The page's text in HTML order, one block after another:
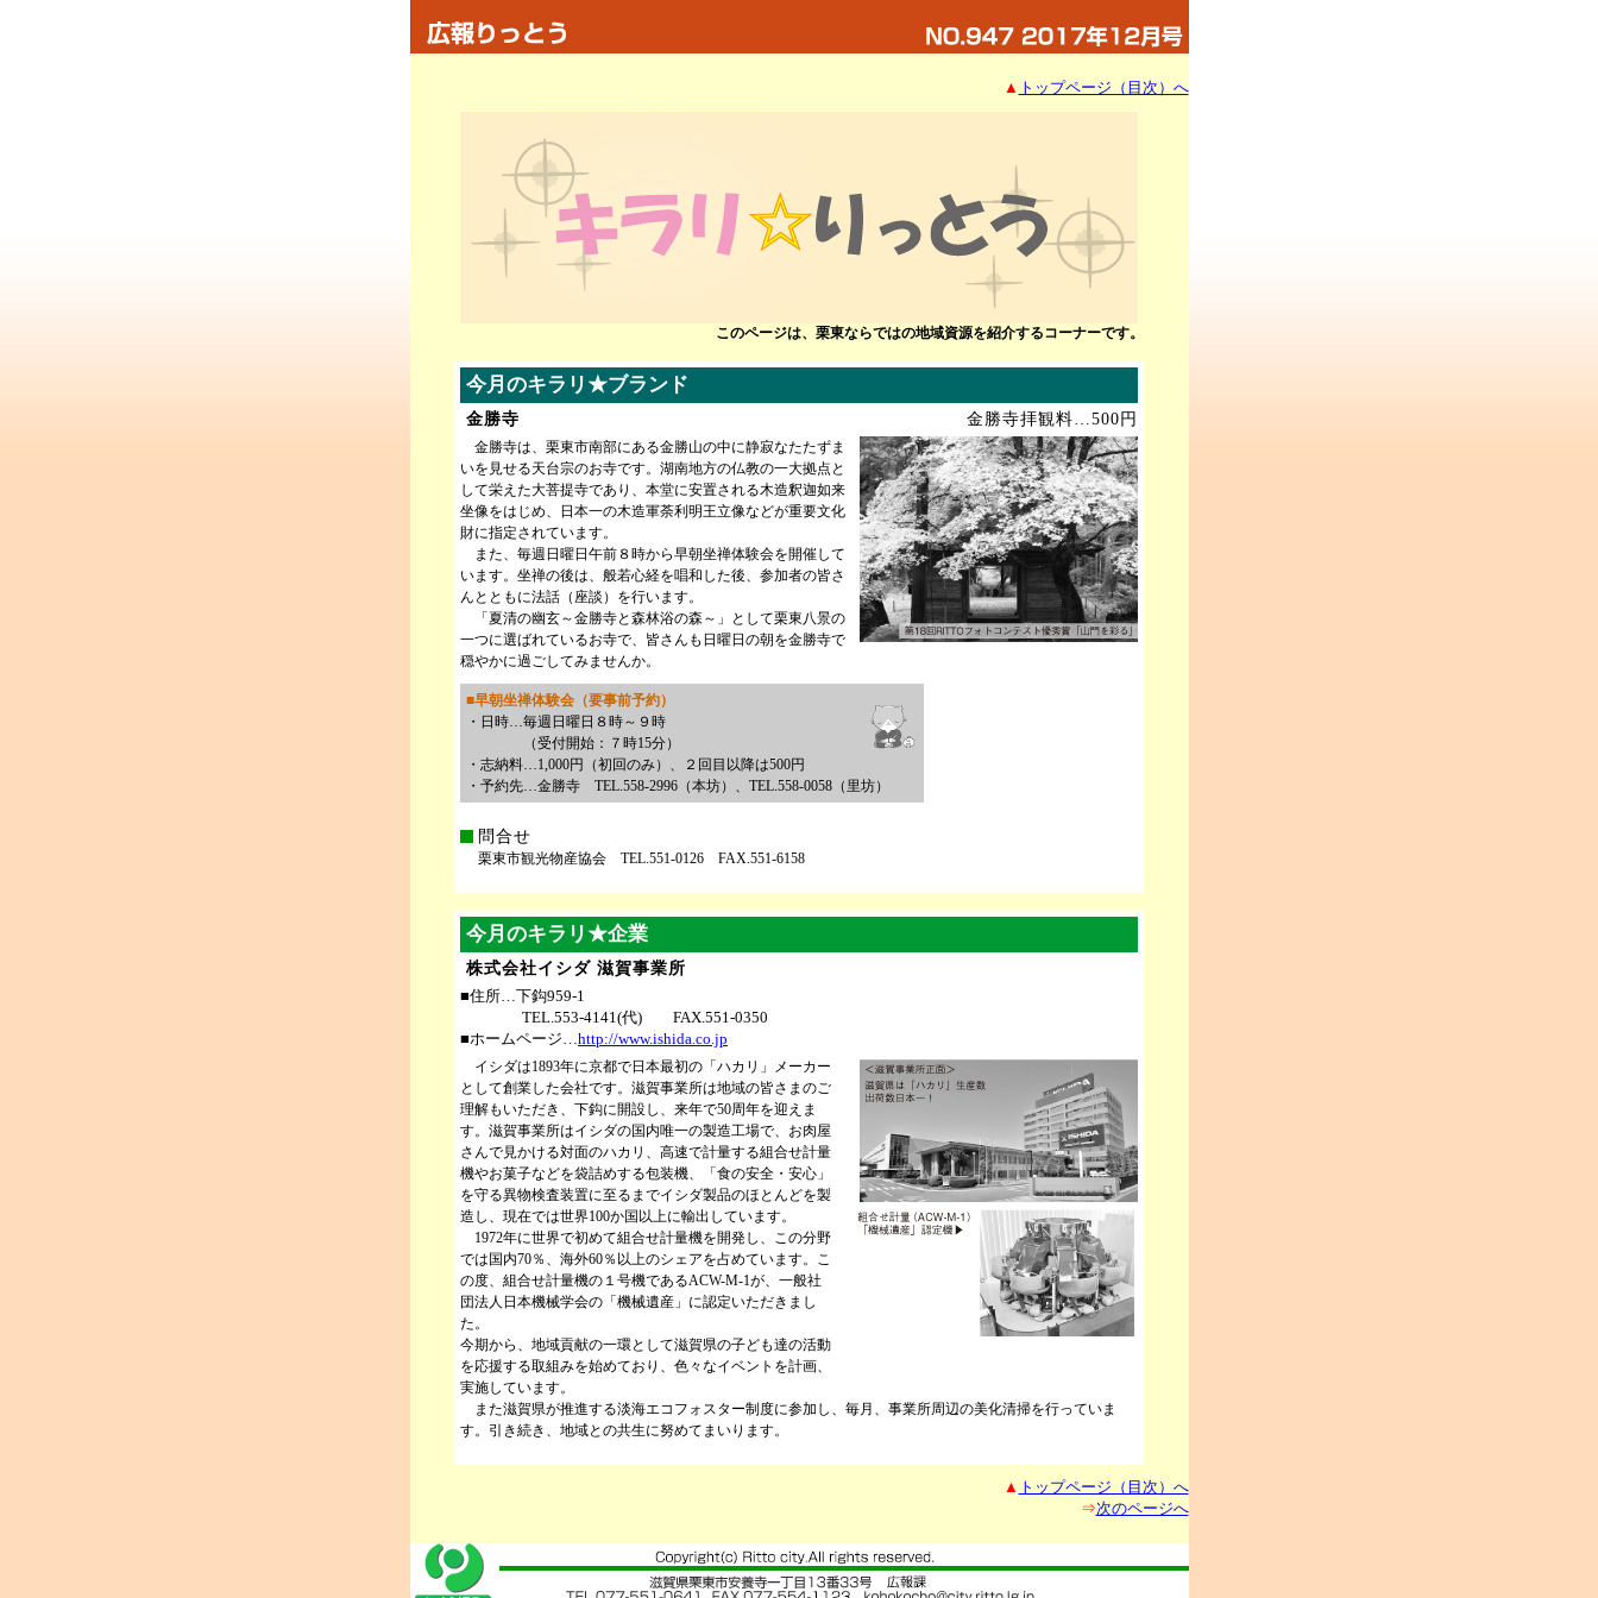
▲ トップページ（目次）へ
このページは、栗東ならではの地域資源を紹介するコーナーです。
今月のキラリ★ブランド
金勝寺 金勝寺拝観料…500円
金勝寺は、栗東市南部にある金勝山の中に静寂なたたずま
いを見せる天台宗のお寺です。湖南地方の仏教の一大拠点と
して栄えた大菩提寺であり、本堂に安置される木造釈迦如来
坐像をはじめ、日本一の木造軍荼利明王立像などが重要文化
財に指定されています。
また、毎週日曜日午前８時から早朝坐禅体験会を開催して
います。坐禅の後は、般若心経を唱和した後、参加者の皆さ
んとともに法話（座談）を行います。
「夏清の幽玄～金勝寺と森林浴の森～」として栗東八景の
一つに選ばれているお寺で、皆さんも日曜日の朝を金勝寺で
穏やかに過ごしてみませんか。
■早朝坐禅体験会（要事前予約）
・日時…毎週日曜日８時～９時
（受付開始：７時15分）
・志納料…1,000円（初回のみ）、２回目以降は500円
・予約先…金勝寺 TEL.558-2996（本坊）、TEL.558-0058（里坊）
問合せ
栗東市観光物産協会 TEL.551-0126 FAX.551-6158
今月のキラリ★企業
株式会社イシダ 滋賀事業所
■住所…下鈎959-1
TEL.553-4141(代) FAX.551-0350
■ホームページ…http://www.ishida.co.jp
イシダは1893年に京都で日本最初の「ハカリ」メーカー
として創業した会社です。滋賀事業所は地域の皆さまのご
理解もいただき、下鈎に開設し、来年で50周年を迎えま
す。滋賀事業所はイシダの国内唯一の製造工場で、お肉屋
さんで見かける対面のハカリ、高速で計量する組合せ計量
機やお菓子などを袋詰めする包装機、「食の安全・安心」
を守る異物検査装置に至るまでイシダ製品のほとんどを製
造し、現在では世界100か国以上に輸出しています。
1972年に世界で初めて組合せ計量機を開発し、この分野
では国内70％、海外60％以上のシェアを占めています。こ
の度、組合せ計量機の１号機であるACW-M-1が、一般社
団法人日本機械学会の「機械遺産」に認定いただきまし
た。
今期から、地域貢献の一環として滋賀県の子ども達の活動
を応援する取組みを始めており、色々なイベントを計画、
実施しています。
また滋賀県が推進する淡海エコフォスター制度に参加し、毎月、事業所周辺の美化清掃を行っていま
す。引き続き、地域との共生に努めてまいります。
▲ トップページ（目次）へ
⇒次のページへ